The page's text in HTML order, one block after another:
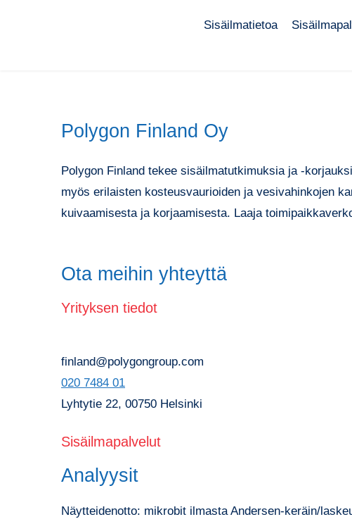
Sisäilmatietoa
Polygon Finland Oy
Polygon Finland tekee sisäilmatutkimuksia ja -
myös erilaisten kosteusvaurioiden ja vesivahinkojen
kuivaamisesta ja korjaamisesta. Laaja
Ota meihin yhteyttä
Yrityksen tiedot
finland@polygongroup.com
020 7484 01
Lyhtytie 22, 00750 Helsinki
Sisäilmapalvelut
Analyysit
Näytteidenotto: mikrobit ilmasta Andersen-keräin/